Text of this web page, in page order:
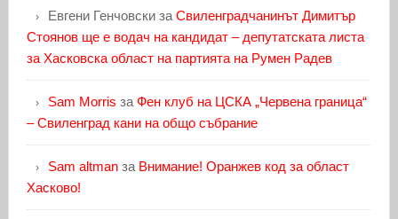
Евгени Генчовскиза Свиленградчанинът Димитър
Стоянов ще е водач на кандидат – депутатската листа
за Хасковска област на партията на Румен Радев
Sam Morris за Фен клуб на ЦСКА „Червена граница“
– Свиленград кани на общо събрание
Sam altmanза Внимание! Оранжев код за област
Хасково!